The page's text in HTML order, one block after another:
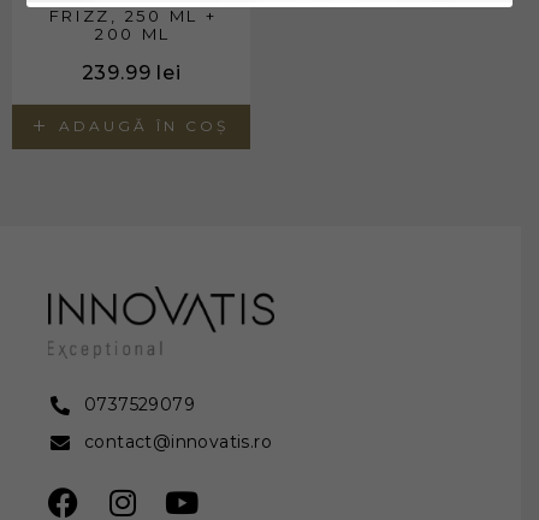
ADAUGĂ ÎN COȘ
FRIZZ, 250 ML +
200 ML
239.99 lei
0737529079
contact@innovatis.ro